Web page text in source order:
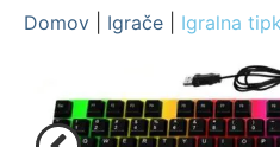
Domov Igrače Igralna